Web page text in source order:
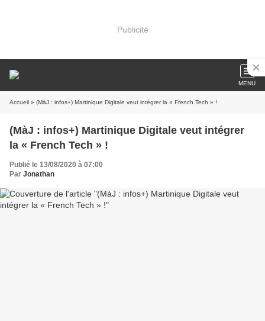
Publicité
MENU
Accueil » (MàJ : infos+) Martinique Digitale veut intégrer la « French Tech » !
(MàJ : infos+) Martinique Digitale veut intégrer
la « French Tech » !
Publié le 13/08/2020 à 07:00
Par Jonathan